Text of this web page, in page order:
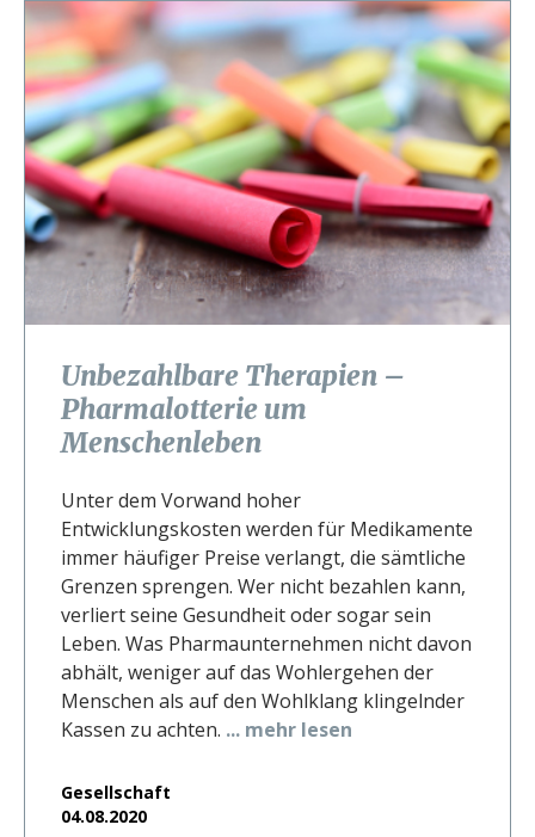
Unbezahlbare Therapien –
Pharmalotterie um
Menschenleben
Unter dem Vorwand hoher
Entwicklungskosten werden für Medikamente
immer häufiger Preise verlangt, die sämtliche
Grenzen sprengen. Wer nicht bezahlen kann,
verliert seine Gesundheit oder sogar sein
Leben. Was Pharmaunternehmen nicht davon
abhält, weniger auf das Wohlergehen der
Menschen als auf den Wohlklang klingelnder
Kassen zu achten. ... mehr lesen
Gesellschaft
04.08.2020